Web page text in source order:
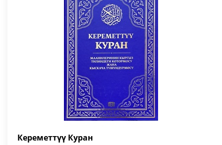
Кереметтүү Куран